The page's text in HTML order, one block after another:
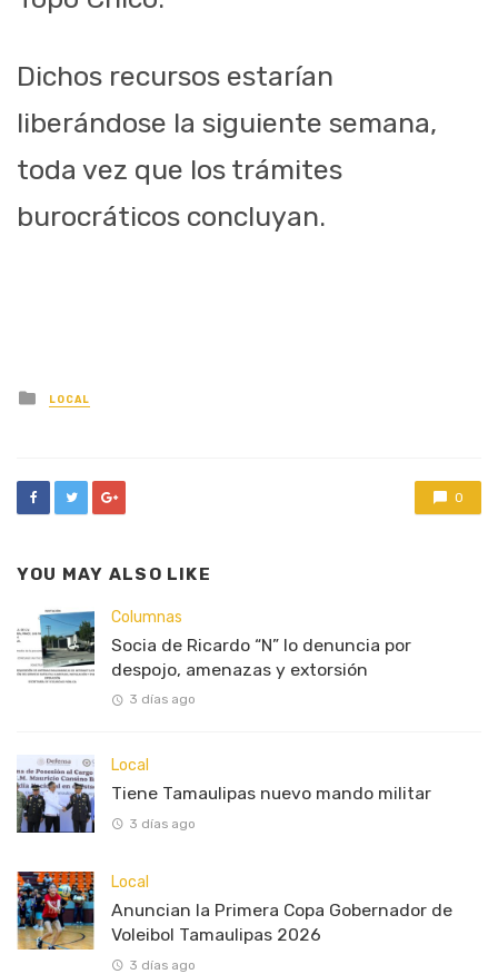
Dichos recursos estarían
liberándose la siguiente semana,
toda vez que los trámites
burocráticos concluyan.
Posted
in
LOCAL
0
YOU MAY ALSO LIKE
Columnas
Socia de Ricardo “N” lo denuncia por
despojo, amenazas y extorsión
3 días ago
Local
Tiene Tamaulipas nuevo mando militar
3 días ago
Local
Anuncian la Primera Copa Gobernador de
Voleibol Tamaulipas 2026
3 días ago